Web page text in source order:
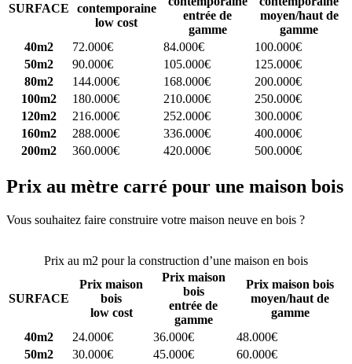
SURFACE
contemporaine
low cost
entrée de
gamme
moyen/haut de
gamme
40m2
72.000€ 84.000€
100.000€
50m2
90.000€ 105.000€
125.000€
80m2
144.000€ 168.000€
200.000€
100m2
180.000€ 210.000€
250.000€
120m2
216.000€ 252.000€
300.000€
160m2
288.000€ 336.000€
400.000€
200m2
360.000€ 420.000€ 500.000€
Prix au mètre carré pour une maison bois
Vous souhaitez faire construire votre maison neuve en bois ?
Prix au m2 pour la construction d’une maison en bois
SURFACE
Prix maison
bois
low cost
Prix maison
bois
entrée de
gamme
Prix maison bois
moyen/haut de
gamme
40m2
24.000€ 36.000€
48.000€
50m2
30.000€ 45.000€
60.000€